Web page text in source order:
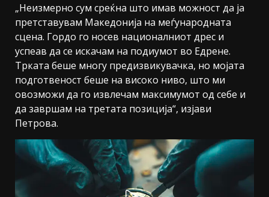
„Неизмерно сум среќна што имав можност да ја
претставувам Македонија на меѓународната
сцена. Гордо го носев националниот дрес и
успеав да се искачам на подиумот во Едрене.
Трката беше многу предизвикувачка, но мојата
подготвеност беше на високо ниво, што ми
овозможи да го извлечам максимумот од себе и
да завршам на третата позиција“, изјави
Петрова.